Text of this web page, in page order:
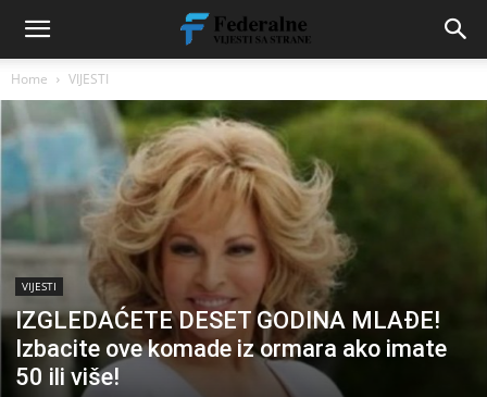
Home VIJESTI
VIJESTI
IZGLEDAĆETE DESET GODINA MLAĐE!
Izbacite ove komade iz ormara ako imate
50 ili više!